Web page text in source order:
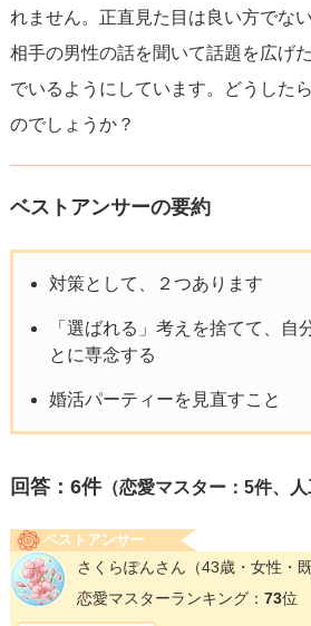
れません。正直見た目は良い方でな
相手の男性の話を聞いて話題を広げ
でいるようにしています。どうした
のでしょうか？
ベストアンサーの要約
対策として、２つあります
「選ばれる」考えを捨てて、自
とに専念する
婚活パーティーを見直すこと
回答： 6件（恋愛マスター：5件、人
ベストアンサー
さくらぽんさん （43歳・女性・既
恋愛マスターランキング： 73位